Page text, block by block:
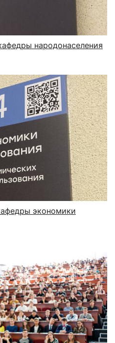
народонаселения
экономики